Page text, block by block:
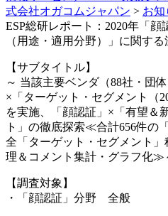
式会社オガコムジャパン > お知
ESP総研レポート：2020年「
（用途・適用分野）」に関す
【サブタイトル】
～ 当該主要ベンダ（88社・団
×「ターゲット・セグメント（
を実施、「顔認証」×「有望＆
ト」の徹底探索≪合計656件の
全「ターゲット・セグメント
理＆コメント集計・グラフ化≫
【調査対象】
・「顔認証」分野 全般